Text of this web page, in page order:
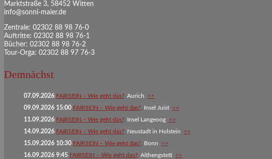
Marktstraße 3, 58452 Witten
info@sonni-maier.de
Zentrale: 02302 88 98 76-0
Auftritte: 02302 88 98 76-1
Bücher: 02302 88 98 76-2
Tour-Orga: 02302 88 97 76-3
Demnächst
07.09.2026 FAIRSEIN – Wie geht das?, Aurich >>
09.09.2026 15:00 FAIRSEIN – Wie geht das?, Insel Juist >>
11.09.2026 FAIRSEIN – Wie geht das?, Insel Langeoog >>
14.09.2026 FAIRSEIN – Wie geht das?, Neustadt in Holstein >>
15.09.2026 10:30 FAIRSEIN – Wie geht das?, Bonn >>
16.09.2026 9:45 FAIRSEIN – Wie geht das?, Althengstett >>